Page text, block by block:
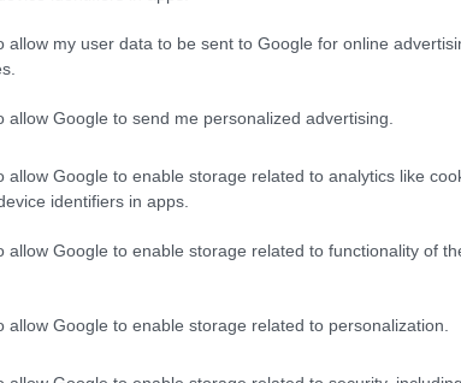
allow my user data to be sent to Google for online
allow Google to send me personalized advertising.
allow Google to enable storage related to analytics like
identifiers in apps.
allow Google to enable storage related to functionality of
allow Google to enable storage related to personalization.
scadrà il prossimo 30 giugno: questo prevede
saranno valutate da una giuria composta da
audizioni pubbliche entro il 15 settembre e, a
che riceverà il titolo di
un finanziamento di un milione di euro per
mostre, festival, rassegne e altri eventi
o il cinema.